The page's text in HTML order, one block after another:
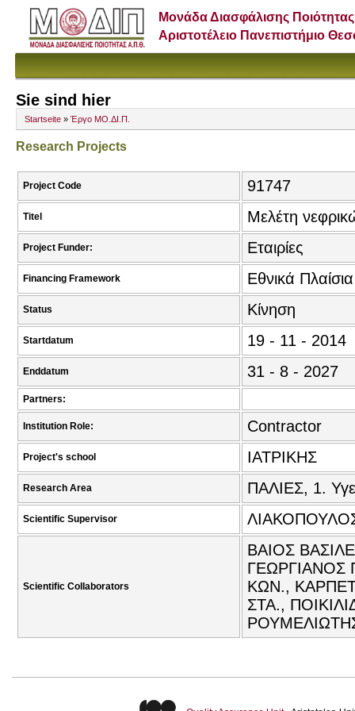
Μονάδα Διασφάλισης Ποιότητας
Αριστοτέλειο Πανεπιστήμιο
Sie sind hier
Startseite » Έργο ΜΟ.ΔΙ.Π.
Research Projects
Project Code 91747
Titel Μελέτη
Project Funder: Εταιρίες
Financing Framework Εθνικά
Status Κίνηση
Startdatum 19 - 11 - 2014
Enddatum 31 - 8 - 2027
Partners:
Institution Role: Contractor
Project's school ΙΑΤΡΙΚΗΣ
Research Area ΠΑΛΙΕΣ, 1.
Scientific Supervisor
Scientific Collaborators
ΒΑΙΟΣ
ΓΕΩΡΓΙΑΝΟΣ
ΚΩΝ.,
ΣΤΑ.,